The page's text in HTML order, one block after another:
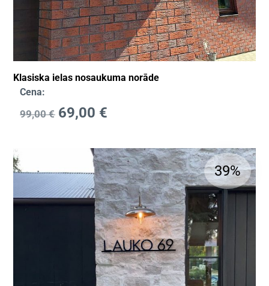
Klasiska ielas nosaukuma norāde
Cena:
99,00€ 69,00 €
39%